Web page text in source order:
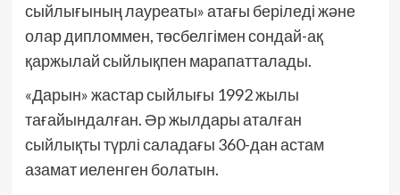
сыйлығының лауреаты» атағы беріледі және
олар дипломмен, төсбелгімен сондай-ақ
қаржылай сыйлықпен марапатталады.
«Дарын» жастар сыйлығы 1992 жылы
тағайындалған. Әр жылдары аталған
сыйлықты түрлі саладағы 360-дан астам
азамат иеленген болатын.